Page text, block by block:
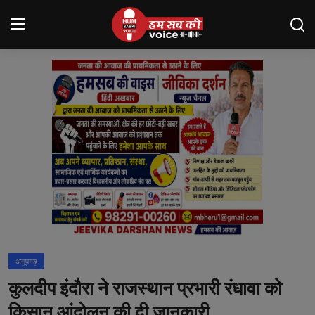
Login Register
About us
शाहपुरा
मनोरंजन
अनूपगढ़
कुलदीप इंदौरा ने राजस्थान प्रभारी रंधावा को